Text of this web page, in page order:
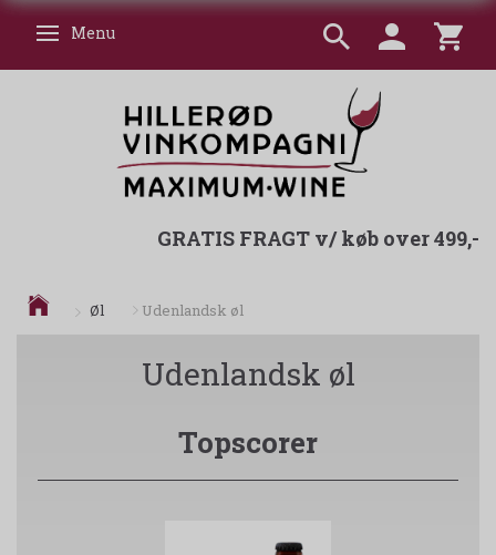
Skifte navigation
Menu
GRATIS FRAGT v/ køb over 499,-
Øl Udenlandsk øl
Udenlandsk øl
Topscorer